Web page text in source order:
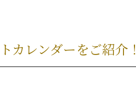
カレンダーをご紹介！